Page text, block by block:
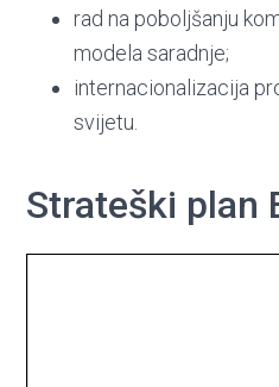
rad na poboljšanju
modela saradnje;
internacionalizacija
svijetu.
Strateški plan